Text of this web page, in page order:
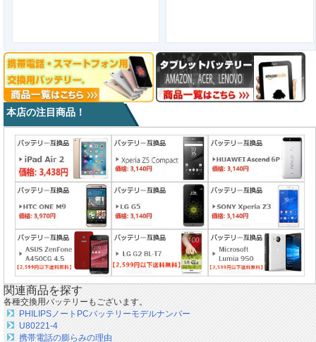
本店の注目商品！
関連商品を探す
各種交換用バッテリーもございます。
PHILIPSノートPCバッテリーモデルナンバー
U80221-4
携帯電話の膨らみの理由